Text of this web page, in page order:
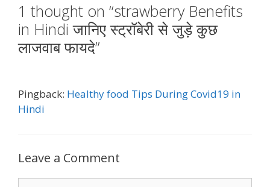
1 thought on “strawberry Benefits
in Hindi जानिए स्ट्रॉबेरी से जुड़े कुछ
लाजवाब फायदे”
Pingback: Healthy food Tips During Covid19 in
Hindi
Leave a Comment